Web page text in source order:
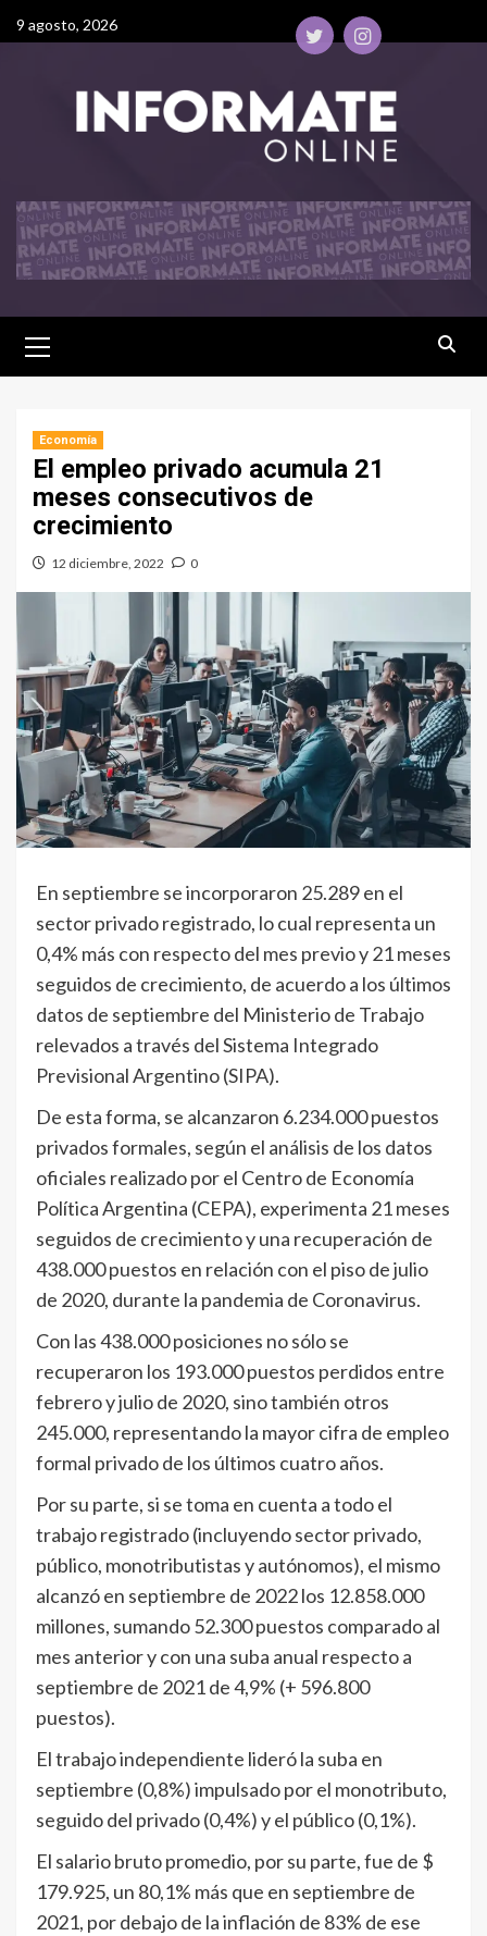
9 agosto, 2026
Economía
El empleo privado acumula 21
meses consecutivos de
crecimiento
12 diciembre, 2022 0
En septiembre se incorporaron 25.289 en el
sector privado registrado, lo cual representa un
0,4% más con respecto del mes previo y 21 meses
seguidos de crecimiento, de acuerdo a los últimos
datos de septiembre del Ministerio de Trabajo
relevados a través del Sistema Integrado
Previsional Argentino (SIPA).
De esta forma, se alcanzaron 6.234.000 puestos
privados formales, según el análisis de los datos
oficiales realizado por el Centro de Economía
Política Argentina (CEPA), experimenta 21 meses
seguidos de crecimiento y una recuperación de
438.000 puestos en relación con el piso de julio
de 2020, durante la pandemia de Coronavirus.
Con las 438.000 posiciones no sólo se
recuperaron los 193.000 puestos perdidos entre
febrero y julio de 2020, sino también otros
245.000, representando la mayor cifra de empleo
formal privado de los últimos cuatro años.
Por su parte, si se toma en cuenta a todo el
trabajo registrado (incluyendo sector privado,
público, monotributistas y autónomos), el mismo
alcanzó en septiembre de 2022 los 12.858.000
millones, sumando 52.300 puestos comparado al
mes anterior y con una suba anual respecto a
septiembre de 2021 de 4,9% (+ 596.800
puestos).
El trabajo independiente lideró la suba en
septiembre (0,8%) impulsado por el monotributo,
seguido del privado (0,4%) y el público (0,1%).
El salario bruto promedio, por su parte, fue de $
179.925, un 80,1% más que en septiembre de
2021, por debajo de la inflación de 83% de ese